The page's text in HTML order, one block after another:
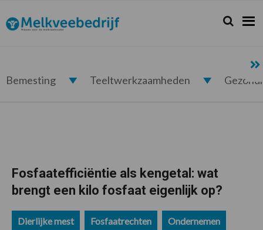
de
hoofdnavigatie
de
hoofd
de
eerste
de
voettekst
Melkveebedrijf.nl Zoeken...
Zoek
Bemesting Teeltwerkzaamheden
Fosfaatefficiëntie als kengetal: wat
brengt een kilo fosfaat eigenlijk op?
Dierlijke mest Fosfaatrechten Ondernemen